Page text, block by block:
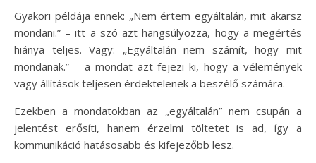
Gyakori példája ennek: „Nem értem egyáltalán, mit akarsz
mondani.” – itt a szó azt hangsúlyozza, hogy a megértés
hiánya teljes. Vagy: „Egyáltalán nem számít, hogy mit
mondanak.” – a mondat azt fejezi ki, hogy a vélemények
vagy állítások teljesen érdektelenek a beszélő számára.
Ezekben a mondatokban az „egyáltalán” nem csupán a
jelentést erősíti, hanem érzelmi töltetet is ad, így a
kommunikáció hatásosabb és kifejezőbb lesz.